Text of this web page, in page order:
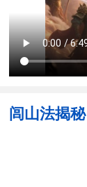
闾山法揭秘